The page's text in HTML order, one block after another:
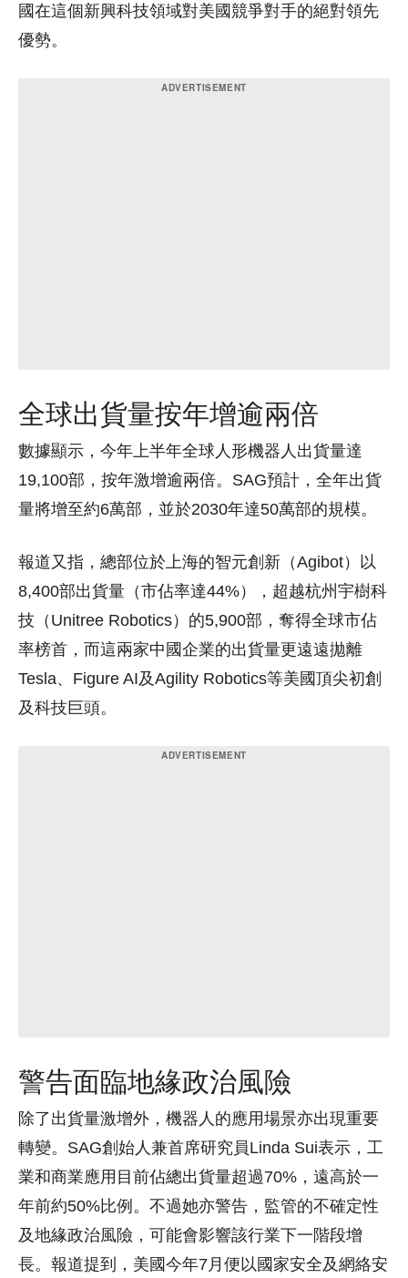
國在這個新興科技領域對美國競爭對手的絕對領先
優勢。
全球出貨量按年增逾兩倍
數據顯示，今年上半年全球人形機器人出貨量達
19,100部，按年激增逾兩倍。SAG預計，全年出貨
量將增至約6萬部，並於2030年達50萬部的規模。
報道又指，總部位於上海的智元創新（Agibot）以
8,400部出貨量（市佔率達44%），超越杭州宇樹科
技（Unitree Robotics）的5,900部，奪得全球市佔
率榜首，而這兩家中國企業的出貨量更遠遠拋離
Tesla、Figure AI及Agility Robotics等美國頂尖初創
及科技巨頭。
警告面臨地緣政治風險
除了出貨量激增外，機器人的應用場景亦出現重要
轉變。SAG創始人兼首席研究員Linda Sui表示，工
業和商業應用目前佔總出貨量超過70%，遠高於一
年前約50%比例。不過她亦警告，監管的不確定性
及地緣政治風險，可能會影響該行業下一階段增
長。報道提到，美國今年7月便以國家安全及網絡安